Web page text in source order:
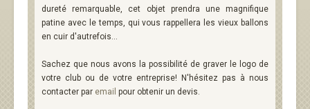
dureté remarquable, cet objet prendra une magnifique
patine avec le temps, qui vous rappellera les vieux ballons
en cuir d'autrefois...
Sachez que nous avons la possibilité de graver le logo de
votre club ou de votre entreprise! N'hésitez pas à nous
contacter par email pour obtenir un devis.